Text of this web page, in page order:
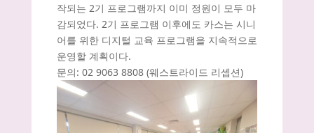
작되는 2기 프로그램까지 이미 정원이 모두 마
감되었다. 2기 프로그램 이후에도 카스는 시니
어를 위한 디지털 교육 프로그램을 지속적으로
운영할 계획이다.
문의: 02 9063 8808 (웨스트라이드 리셉션)